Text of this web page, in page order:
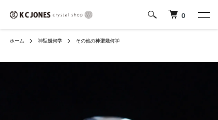
0
ホーム 神聖幾何学 その他の神聖幾何学